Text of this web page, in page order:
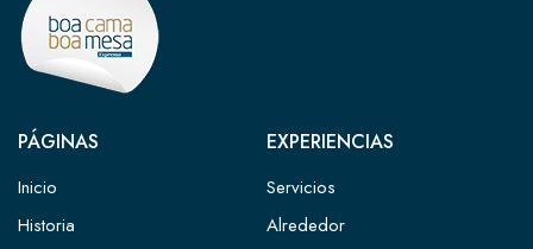
PÁGINAS
Inicio
Historia
EXPERIENCIAS
Servicios
Alrededor